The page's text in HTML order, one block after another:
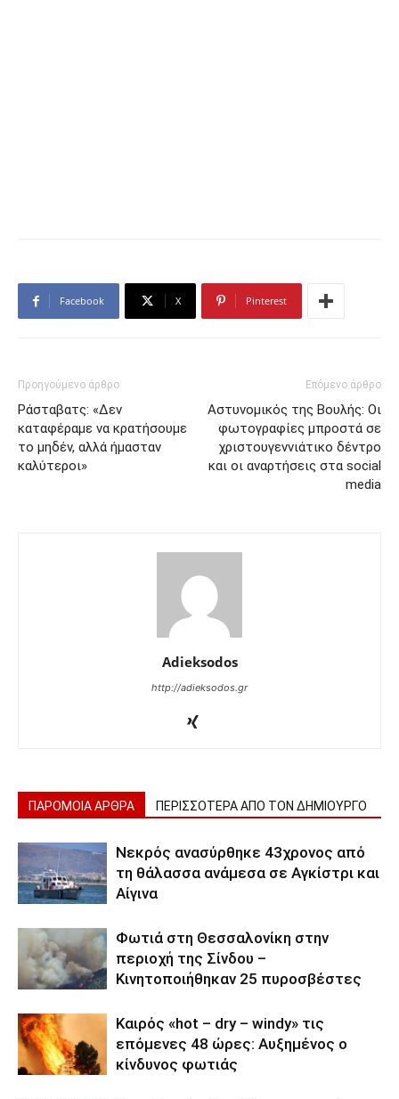
Facebook X Pinterest
Προηγούμενο άρθρο
Ράσταβατς: «Δεν
καταφέραμε να κρατήσουμε
το μηδέν, αλλά ήμασταν
καλύτεροι»
Επόμενο άρθρο
Αστυνομικός της Βουλής: Οι
φωτογραφίες μπροστά σε
χριστουγεννιάτικο δέντρο
και οι αναρτήσεις στα social
media
Adieksodos
http://adieksodos.gr
ΠΑΡΟΜΟΙΑ ΑΡΘΡΑ ΠΕΡΙΣΣΟΤΕΡΑ ΑΠΟ ΤΟΝ ΔΗΜΙΟΥΡΓΟ
Νεκρός ανασύρθηκε 43χρονος από
τη θάλασσα ανάμεσα σε Αγκίστρι και
Αίγινα
Φωτιά στη Θεσσαλονίκη στην
περιοχή της Σίνδου –
Κινητοποιήθηκαν 25 πυροσβέστες
Καιρός «hot – dry – windy» τις
επόμενες 48 ώρες: Αυξημένος ο
κίνδυνος φωτιάς